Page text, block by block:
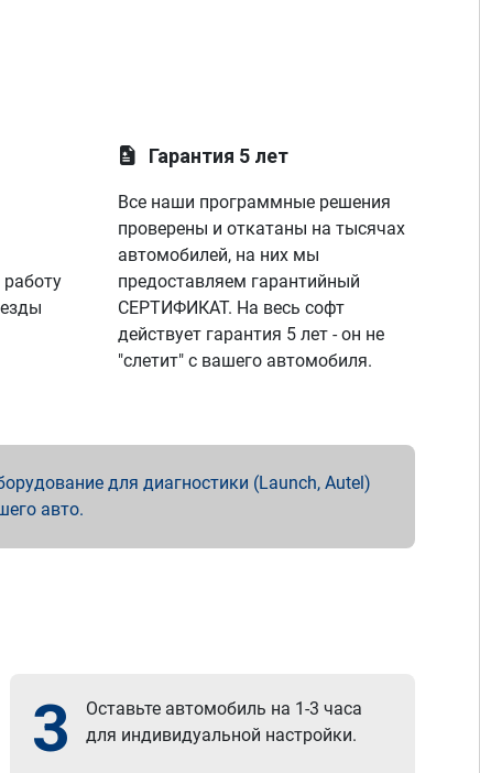
Гарантия 5 лет
Все наши программные решения
проверены и откатаны на тысячах
автомобилей, на них мы
предоставляем гарантийный
СЕРТИФИКАТ. На весь софт
действует гарантия 5 лет - он не
"слетит" с вашего автомобиля.
для диагностики (Launch, Autel)
авто.
3
Оставьте автомобиль на 1-3 часа
для индивидуальной настройки.